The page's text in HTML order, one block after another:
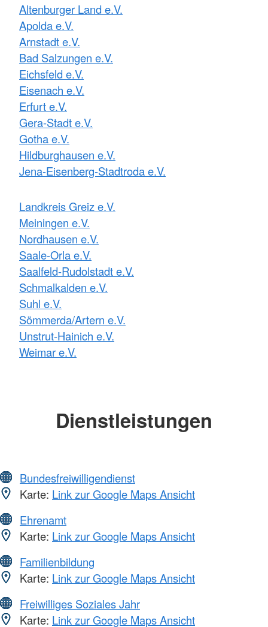
Altenburger Land e.V.
Apolda e.V.
Arnstadt e.V.
Bad Salzungen e.V.
Eichsfeld e.V.
Eisenach e.V.
Erfurt e.V.
Gera-Stadt e.V.
Gotha e.V.
Hildburghausen e.V.
Jena-Eisenberg-Stadtroda e.V.
Landkreis Greiz e.V.
Meiningen e.V.
Nordhausen e.V.
Saale-Orla e.V.
Saalfeld-Rudolstadt e.V.
Schmalkalden e.V.
Suhl e.V.
Sömmerda/Artern e.V.
Unstrut-Hainich e.V.
Weimar e.V.
Dienstleistungen
Bundesfreiwilligendienst
Karte: Link zur Google Maps Ansicht
Ehrenamt
Karte: Link zur Google Maps Ansicht
Familienbildung
Karte: Link zur Google Maps Ansicht
Freiwilliges Soziales Jahr
Karte: Link zur Google Maps Ansicht